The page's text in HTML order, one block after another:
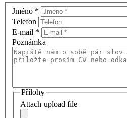
Jméno *
Telefon
E-mail *
Poznámka
Přílohy
Attach upload file